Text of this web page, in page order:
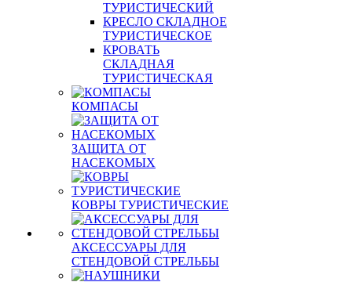
ТУРИСТИЧЕСКИЙ
КРЕСЛО СКЛАДНОЕ
ТУРИСТИЧЕСКОЕ
КРОВАТЬ
СКЛАДНАЯ
ТУРИСТИЧЕСКАЯ
КОМПАСЫ
ЗАЩИТА ОТ
НАСЕКОМЫХ
КОВРЫ ТУРИСТИЧЕСКИЕ
АКСЕССУАРЫ ДЛЯ
СТЕНДОВОЙ СТРЕЛЬБЫ